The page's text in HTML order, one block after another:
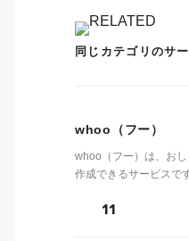
同じカテゴリのサ
whoo（フー）
whoo（フー）は、お
作成できるサービスです
11